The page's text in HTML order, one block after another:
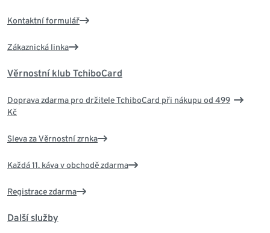
Kontaktní formulář
Zákaznická linka
Věrnostní klub TchiboCard
Doprava zdarma pro držitele TchiboCard při nákupu od 499
Kč
Sleva za Věrnostní zrnka
Každá 11. káva v obchodě zdarma
Registrace zdarma
Další služby